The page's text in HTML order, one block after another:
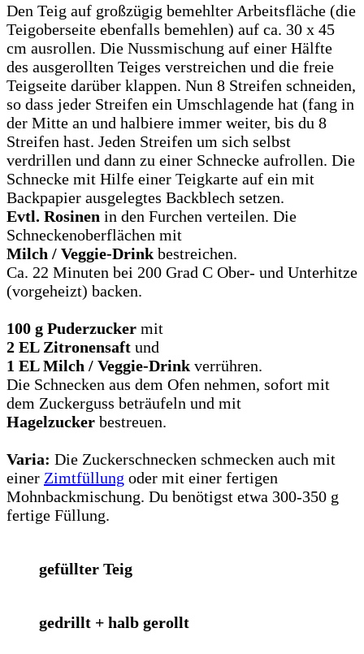
Den Teig auf großzügig bemehlter Arbeitsfläche (die
Teigoberseite ebenfalls bemehlen) auf ca. 30 x 45
cm ausrollen. Die Nussmischung auf einer Hälfte
des ausgerollten Teiges verstreichen und die freie
Teigseite darüber klappen. Nun 8 Streifen schneiden,
so dass jeder Streifen ein Umschlagende hat (fang in
der Mitte an und halbiere immer weiter, bis du 8
Streifen hast. Jeden Streifen um sich selbst
verdrillen und dann zu einer Schnecke aufrollen. Die
Schnecke mit Hilfe einer Teigkarte auf ein mit
Backpapier ausgelegtes Backblech setzen.
Evtl. Rosinen in den Furchen verteilen. Die
Schneckenoberflächen mit
Milch / Veggie-Drink bestreichen.
Ca. 22 Minuten bei 200 Grad C Ober- und Unterhitze
(vorgeheizt) backen.
100 g Puderzucker mit
2 EL Zitronensaft und
1 EL Milch / Veggie-Drink verrühren.
Die Schnecken aus dem Ofen nehmen, sofort mit
dem Zuckerguss beträufeln und mit
Hagelzucker bestreuen.
Varia: Die Zuckerschnecken schmecken auch mit
einer Zimtfüllung oder mit einer fertigen
Mohnbackmischung. Du benötigst etwa 300-350 g
fertige Füllung.
gefüllter Teig
gedrillt + halb gerollt